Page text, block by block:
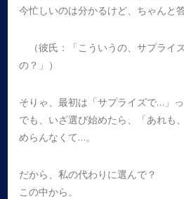
今忙しいのは分かるけど、ちゃんと答
（彼氏：「こういうの、サプライ
の？」）
そりゃ、最初は「サプライズで…」
でも、いざ選び始めたら、「あれも
めらんなくて…。
だから、私の代わりに選んで？
この中から。